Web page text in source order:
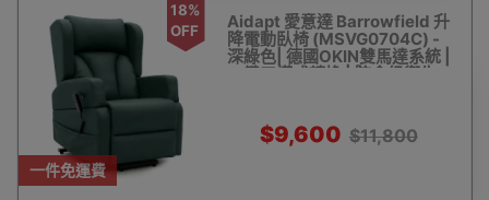
一件免運費
18%
OFF
Aidapt 愛意達 Barrowfield 升
降電動臥椅 (MSVG0704C) -
深綠色| 德國OKIN雙馬達系統 |
一鍵三模式轉換 | 院舍級衛生
$9,600 $11,800